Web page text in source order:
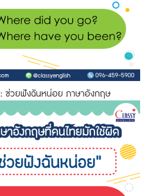
: ช่วยฟังฉันหน่อย ภาษาอังกฤษ